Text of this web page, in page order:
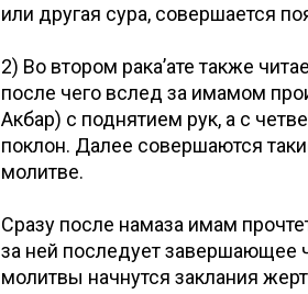
или другая сура, совершается
2) Во втором рака’ате также
после чего вслед за имамом
Акбар) с поднятием рук, а с
поклон. Далее совершаются
молитве.
Сразу после намаза имам
за ней последует завершающее
молитвы начнутся заклания